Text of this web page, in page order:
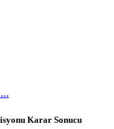
Karar Sonucu